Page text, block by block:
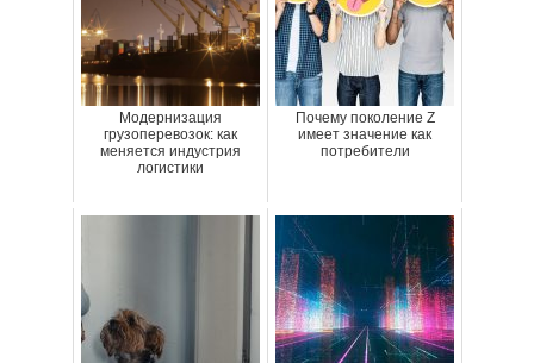
Модернизация
грузоперевозок: как
меняется индустрия
логистики
Почему поколение Z
имеет значение как
потребители